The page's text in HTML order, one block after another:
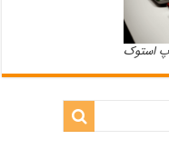
استوک